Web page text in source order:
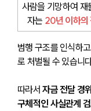
사람을 기망하여
자는 20년 이하의
범행 구조를 인식하
로 처벌될 수 있습니
따라서 자금 전달 경
구체적인 사실관계